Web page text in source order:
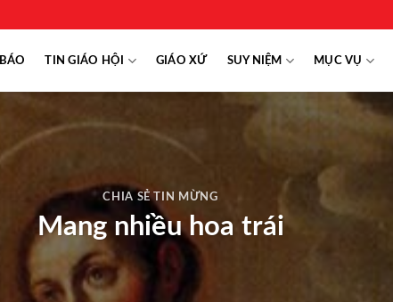
TIN GIÁO HỘI GIÁO XỨ SUY NIỆM MỤC VỤ
CHIA SẺ TIN MỪNG
Mang nhiều hoa trái